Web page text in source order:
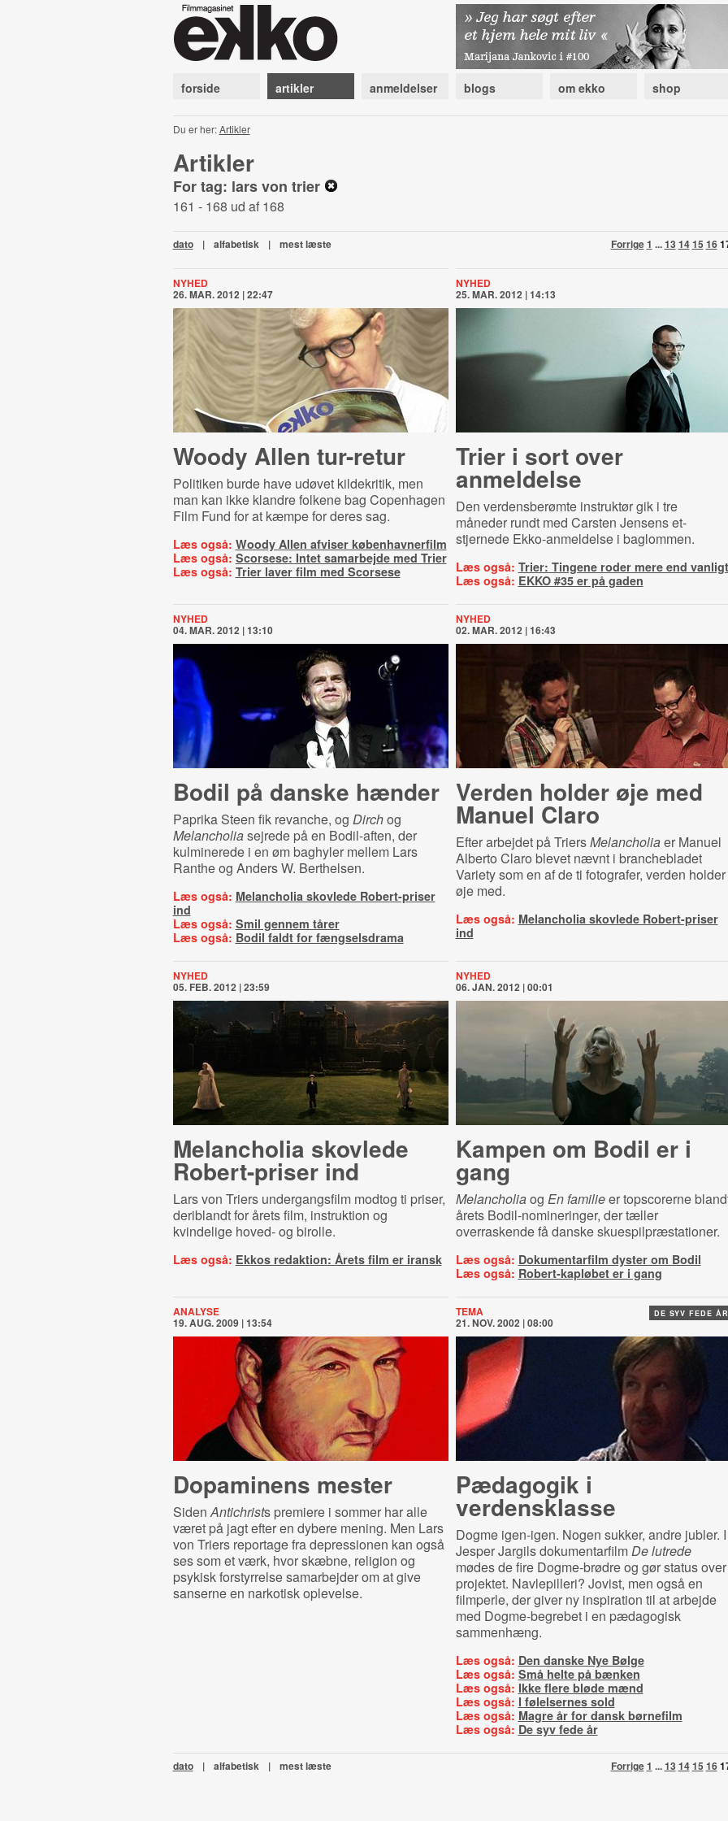
forside artikler anmeldelser blogs om ekko shop
Du er her:Artikler
Artikler
For tag: lars von trier
161 - 168 ud af 168
Forrige1 ...13 1415 16
dato | alfabetisk | mest læste
NYHED
26. MAR. 2012 | 22:47
Woody Allen tur-retur
Politiken burde have udøvet kildekritik, men
man kan ikke klandre folkene bag Copenhagen
Film Fund for at kæmpe for deres sag.
Læs også: Woody Allen afviser københavnerfilm
Læs også: Scorsese: Intet samarbejde med Trier
Læs også: Trier laver film med Scorsese
NYHED
25. MAR. 2012 | 14:13
Trier i sort over
anmeldelse
Den verdensberømte instruktør gik i tre
måneder rundt med Carsten Jensens et-
stjernede Ekko-anmeldelse i baglommen.
Læs også: Trier: Tingene roder mere end vanligt
Læs også: EKKO #35 er på gaden
NYHED
04. MAR. 2012 | 13:10
Bodil på danske hænder
Paprika Steen fik revanche, og Dirchog
Melancholiasejrede på en Bodil-aften, der
kulminerede i en øm baghyler mellem Lars
Ranthe og Anders W. Berthelsen.
Læs også: Melancholia skovlede Robert-priser
ind
Læs også: Smil gennem tårer
Læs også: Bodil faldt for fængselsdrama
NYHED
02. MAR. 2012 | 16:43
Verden holder øje med
Manuel Claro
Efter arbejdet på TriersMelancholiaer Manuel
Alberto Claro blevet nævnt i branchebladet
Variety som en af de ti fotografer, verden holder
øje med.
Læs også: Melancholia skovlede Robert-priser
ind
NYHED
05. FEB. 2012 | 23:59
Melancholia skovlede
Robert-priser ind
Lars von Triers undergangsfilm modtog ti priser,
deriblandt for årets film, instruktion og
kvindelige hoved- og birolle.
Læs også: Ekkos redaktion: Årets film er iransk
NYHED
06. JAN. 2012 | 00:01
Kampen om Bodil er i
gang
Melancholiaog En familieer topscorerne
årets Bodil-nomineringer, der tæller
overraskende få danske skuespilpræstationer.
Læs også: Dokumentarfilm dyster om Bodil
Læs også: Robert-kapløbet er i gang
ANALYSE
19. AUG. 2009 | 13:54
Dopaminens mester
SidenAntichrists premiere i sommer har alle
været på jagt efter en dybere mening. Men Lars
von Triers reportage fra depressionen kan også
ses som et værk, hvor skæbne, religion og
psykisk forstyrrelse samarbejder om at give
sanserne en narkotisk oplevelse.
DE SYV FEDE ÅR
TEMA
21. NOV. 2002 | 08:00
Pædagogik i
verdensklasse
Dogme igen-igen. Nogen sukker, andre jubler. I
Jesper Jargils dokumentarfilmDe lutrede
mødes de fire Dogme-brødre og gør status over
projektet. Navlepilleri? Jovist, men også en
filmperle, der giver ny inspiration til at arbejde
med Dogme-begrebet i en pædagogisk
sammenhæng.
Læs også: Den danske Nye Bølge
Læs også: Små helte på bænken
Læs også: Ikke flere bløde mænd
Læs også: I følelsernes sold
Læs også: Magre år for dansk børnefilm
Læs også: De syv fede år
Forrige1 ...13 1415 16
dato | alfabetisk | mest læste